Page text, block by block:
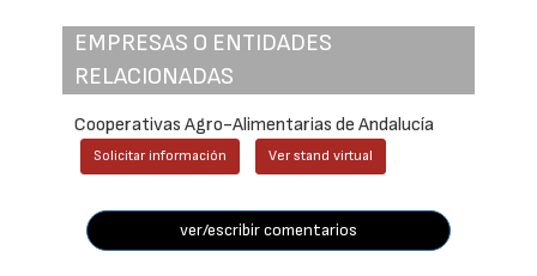
EMPRESAS O ENTIDADES
RELACIONADAS
Cooperativas Agro-Alimentarias de Andalucía
Solicitar información Ver stand virtual
ver/escribir comentarios